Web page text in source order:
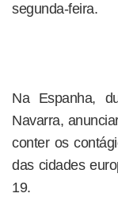
segunda-feira.
Na Espanha,
Navarra,
conter os
das cidades
19.